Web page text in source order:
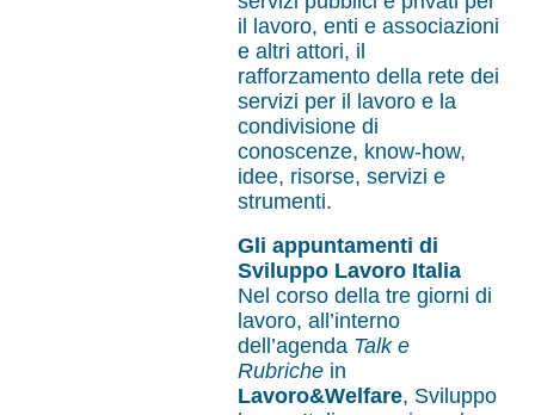
il lavoro, enti e associazioni
e altri attori, il
rafforzamento della rete dei
servizi per il lavoro e la
condivisione di
conoscenze, know-how,
idee, risorse, servizi e
strumenti.
Gli appuntamenti di
Sviluppo Lavoro Italia
Nel corso della tre giorni di
lavoro, all’interno
dell’agenda Talk e
Rubriche in
Lavoro&Welfare, Sviluppo